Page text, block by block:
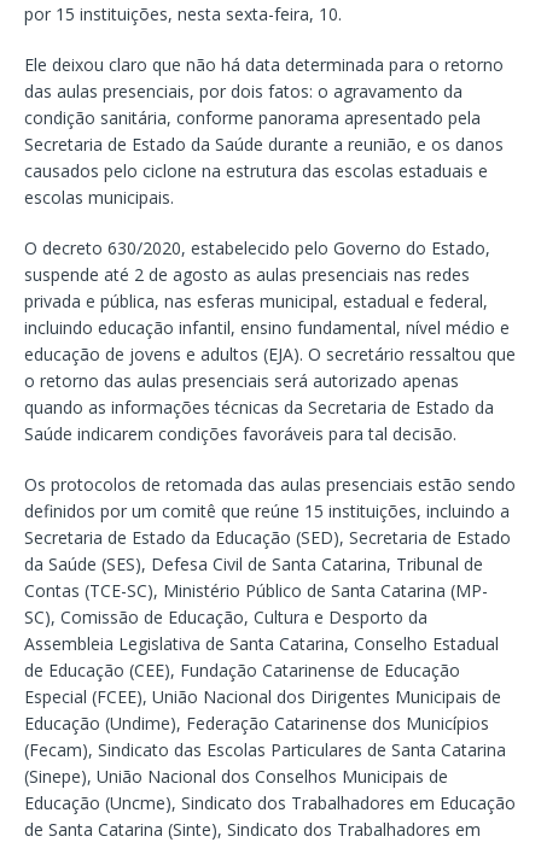
por 15 instituições, nesta sexta-feira, 10.
Ele deixou claro que não há data determinada para o retorno
das aulas presenciais, por dois fatos: o agravamento da
condição sanitária, conforme panorama apresentado pela
Secretaria de Estado da Saúde durante a reunião, e os danos
causados pelo ciclone na estrutura das escolas estaduais e
escolas municipais.
O decreto 630/2020, estabelecido pelo Governo do Estado,
suspende até 2 de agosto as aulas presenciais nas redes
privada e pública, nas esferas municipal, estadual e federal,
incluindo educação infantil, ensino fundamental, nível médio e
educação de jovens e adultos (EJA). O secretário ressaltou que
o retorno das aulas presenciais será autorizado apenas
quando as informações técnicas da Secretaria de Estado da
Saúde indicarem condições favoráveis para tal decisão.
Os protocolos de retomada das aulas presenciais estão sendo
definidos por um comitê que reúne 15 instituições, incluindo a
Secretaria de Estado da Educação (SED), Secretaria de Estado
da Saúde (SES), Defesa Civil de Santa Catarina, Tribunal de
Contas (TCE-SC), Ministério Público de Santa Catarina (MP-
SC), Comissão de Educação, Cultura e Desporto da
Assembleia Legislativa de Santa Catarina, Conselho Estadual
de Educação (CEE), Fundação Catarinense de Educação
Especial (FCEE), União Nacional dos Dirigentes Municipais de
Educação (Undime), Federação Catarinense dos Municípios
(Fecam), Sindicato das Escolas Particulares de Santa Catarina
(Sinepe), União Nacional dos Conselhos Municipais de
Educação (Uncme), Sindicato dos Trabalhadores em Educação
de Santa Catarina (Sinte), Sindicato dos Trabalhadores em